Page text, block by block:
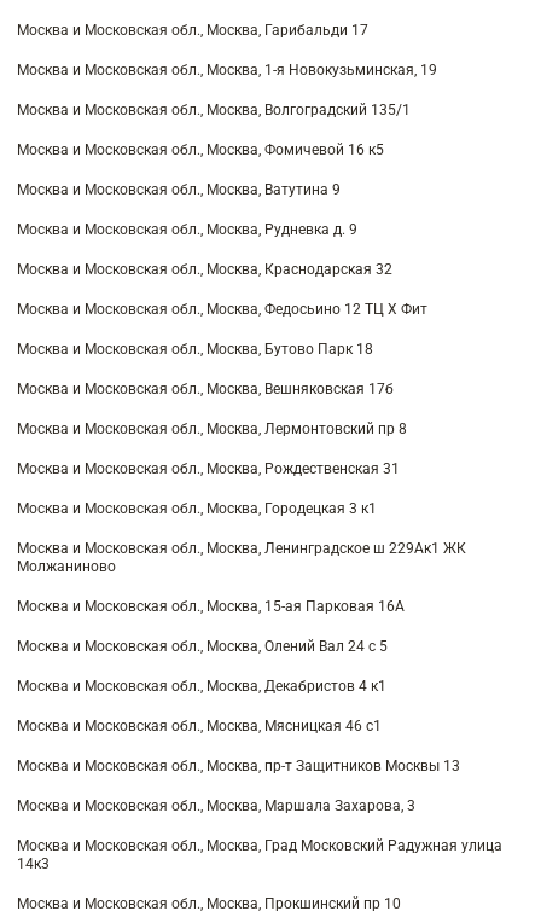
Москва и Московская обл., Москва, Гарибальди 17
Москва и Московская обл., Москва, 1-я Новокузьминская, 19
Москва и Московская обл., Москва, Волгоградский 135/1
Москва и Московская обл., Москва, Фомичевой 16 к5
Москва и Московская обл., Москва, Ватутина 9
Москва и Московская обл., Москва, Рудневка д. 9
Москва и Московская обл., Москва, Краснодарская 32
Москва и Московская обл., Москва, Федосьино 12 ТЦ Х Фит
Москва и Московская обл., Москва, Бутово Парк 18
Москва и Московская обл., Москва, Вешняковская 17б
Москва и Московская обл., Москва, Лермонтовский пр 8
Москва и Московская обл., Москва, Рождественская 31
Москва и Московская обл., Москва, Городецкая 3 к1
Москва и Московская обл., Москва, Ленинградское ш 229Ак1 ЖК
Молжаниново
Москва и Московская обл., Москва, 15-ая Парковая 16А
Москва и Московская обл., Москва, Олений Вал 24 с 5
Москва и Московская обл., Москва, Декабристов 4 к1
Москва и Московская обл., Москва, Мясницкая 46 с1
Москва и Московская обл., Москва, пр-т Защитников Москвы 13
Москва и Московская обл., Москва, Маршала Захарова, 3
Москва и Московская обл., Москва, Град Московский Радужная улица
14к3
Москва и Московская обл., Москва, Прокшинский пр 10